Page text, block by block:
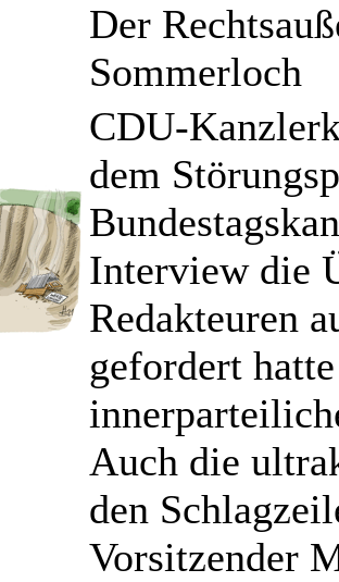
Der
Sommerloch
CDU-
dem
Interview die
Redakteuren
gefordert
Auch die
den
Vorsitzender